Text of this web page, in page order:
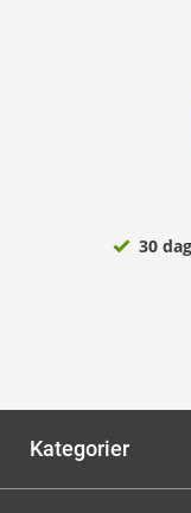
30
Kategorier